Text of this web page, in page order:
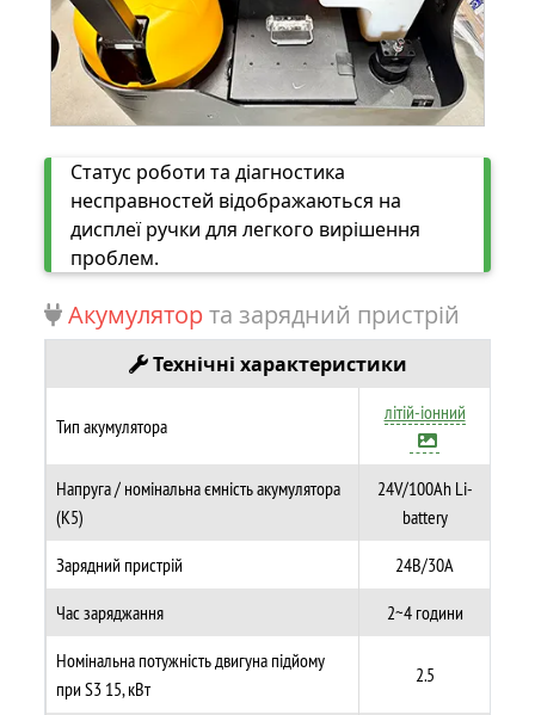
Статус роботи та діагностика
несправностей відображаються на
дисплеї ручки для легкого вирішення
проблем.
Акумулятор та зарядний пристрій
Технічні характеристики
Тип акумулятора
літій-іонний
Напруга / номінальна ємність акумулятора
(K5)
24V/100Ah Li-
battery
Зарядний пристрій
24В/30А
Час заряджання
2~4 години
Номінальна потужність двигуна підйому
при S3 15, кВт
2.5